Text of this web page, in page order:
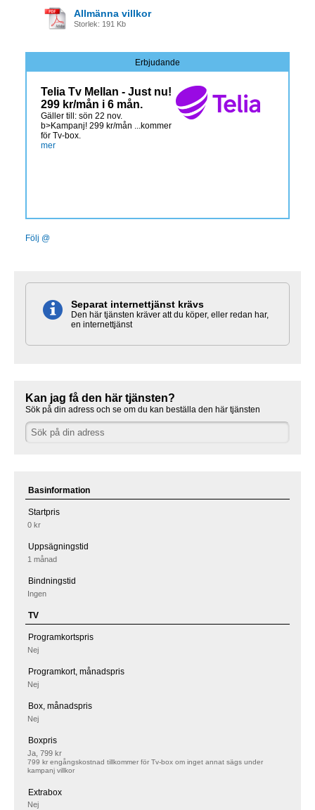
Allmänna villkor
Storlek: 191 Kb
Erbjudande
Telia Tv Mellan - Just nu!
299 kr/mån i 6 mån.
Gäller till: sön 22 nov.
b>Kampanj! 299 kr/mån ...kommer
för Tv-box.
mer
Följ @
Separat internettjänst krävs
Den här tjänsten kräver att du köper, eller redan har,
en internettjänst
Kan jag få den här tjänsten?
Sök på din adress och se om du kan beställa den här tjänsten
Basinformation
Startpris
0 kr
Uppsägningstid
1 månad
Bindningstid
Ingen
TV
Programkortspris
Nej
Programkort, månadspris
Nej
Box, månadspris
Nej
Boxpris
Ja, 799 kr
799 kr engångskostnad tillkommer för Tv-box om inget annat sägs under
kampanj villkor
Extrabox
Nej